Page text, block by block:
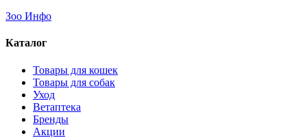
Зоо Инфо
Каталог
Товары для кошек
Товары для собак
Уход
Ветаптека
Бренды
Акции